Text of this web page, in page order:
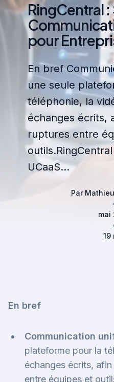
RingCentral
pour
En bref
une seule
téléphonie, la
échanges écrits,
ruptures entre
UCaaS…
Par
mai
19
En bref
Communication
plateforme pour la
échanges écrits,
entre équipes et